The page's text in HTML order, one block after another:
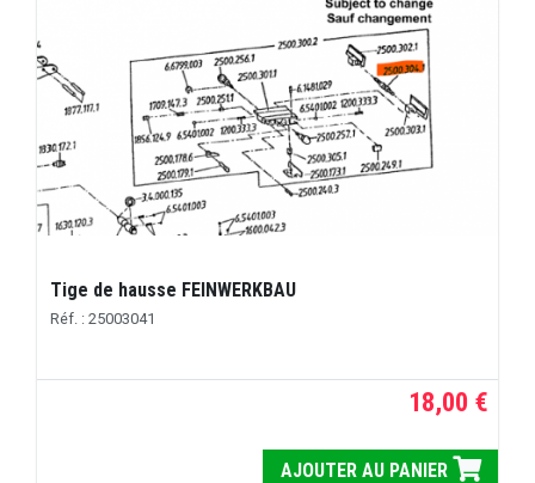
Tige de hausse FEINWERKBAU
Réf. : 25003041
18,00 €
AJOUTER AU PANIER